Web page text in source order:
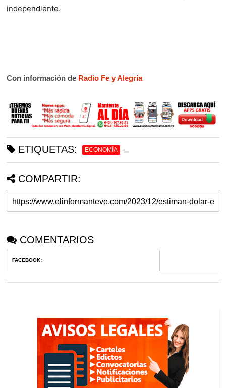
independiente.
Con información de Radio Fe y Alegría
ETIQUETAS: ECONOMÍA
COMPARTIR:
COMENTARIOS
FACEBOOK: